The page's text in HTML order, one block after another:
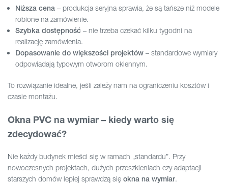
Niższa cena – produkcja seryjna sprawia, że są tańsze niż modele
robione na zamówienie.
Szybka dostępność – nie trzeba czekać kilku tygodni na
realizację zamówienia.
Dopasowanie do większości projektów – standardowe wymiary
odpowiadają typowym otworom okiennym.
To rozwiązanie idealne, jeśli zależy nam na ograniczeniu kosztów i
czasie montażu.
Okna PVC na wymiar – kiedy warto się
zdecydować?
Nie każdy budynek mieści się w ramach „standardu”. Przy
nowoczesnych projektach, dużych przeszkleniach czy adaptacji
starszych domów lepiej sprawdzą się okna na wymiar.